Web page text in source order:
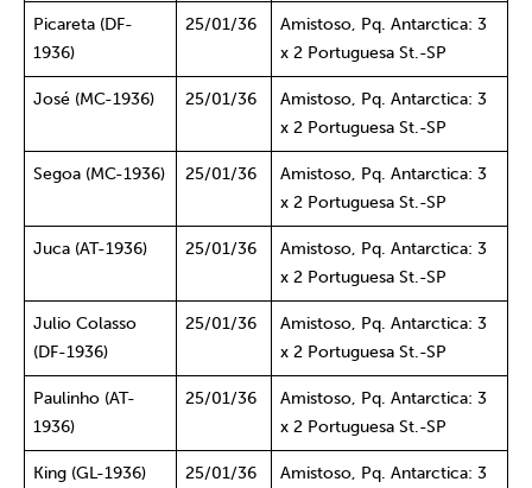
Picareta (DF-
1936)
25/01/36
Amistoso, Pq. Antarctica: 3
x 2 Portuguesa St.-SP
José (MC-1936) 25/01/36
Amistoso, Pq. Antarctica: 3
x 2 Portuguesa St.-SP
Segoa (MC-1936) 25/01/36
Amistoso, Pq. Antarctica: 3
x 2 Portuguesa St.-SP
Juca (AT-1936) 25/01/36
Amistoso, Pq. Antarctica: 3
x 2 Portuguesa St.-SP
Julio Colasso
(DF-1936)
25/01/36
Amistoso, Pq. Antarctica: 3
x 2 Portuguesa St.-SP
Paulinho (AT-
1936)
25/01/36
Amistoso, Pq. Antarctica: 3
x 2 Portuguesa St.-SP
King (GL-1936) 25/01/36
Amistoso, Pq. Antarctica: 3